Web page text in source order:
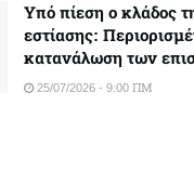
Υπό πίεση ο κλάδος
εστίασης:
κατανάλωση των
25/07/2026 - 9:00 ΠΜ